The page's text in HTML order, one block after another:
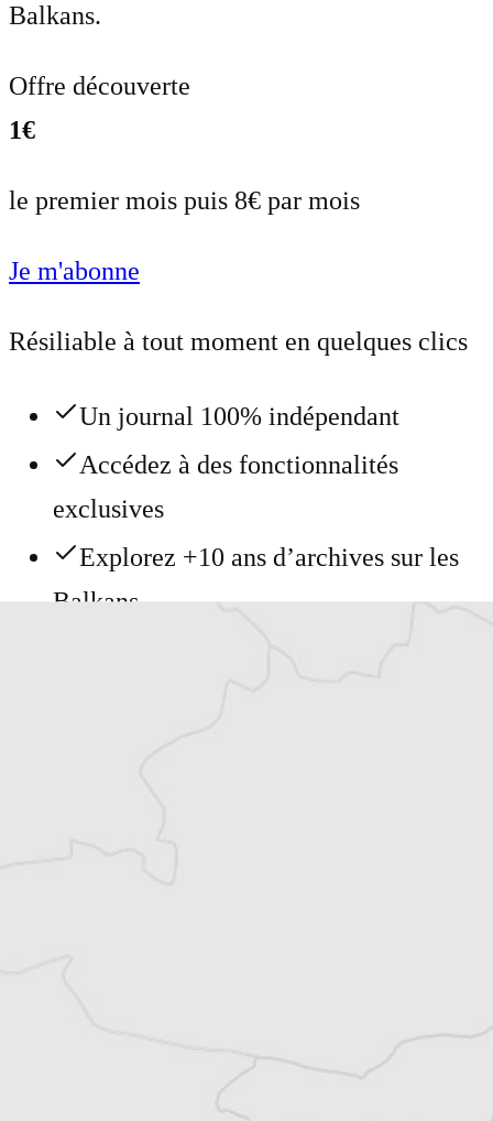
Balkans.
Offre découverte
1€
le premier mois puis 8€ par mois
Je m'abonne
Résiliable à tout moment en quelques clics
Un journal 100% indépendant
Accédez à des fonctionnalités
exclusives
Explorez +10 ans d’archives sur les
Balkans